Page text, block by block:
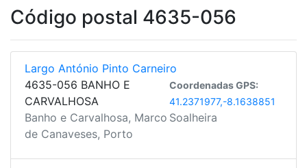
Código postal 4635-056
Largo António Pinto Carneiro
4635-056 BANHO E
CARVALHOSA
Banho e Carvalhosa, Marco
de Canaveses, Porto
Coordenadas GPS:
41.2371977,-8.1638851
Soalheira